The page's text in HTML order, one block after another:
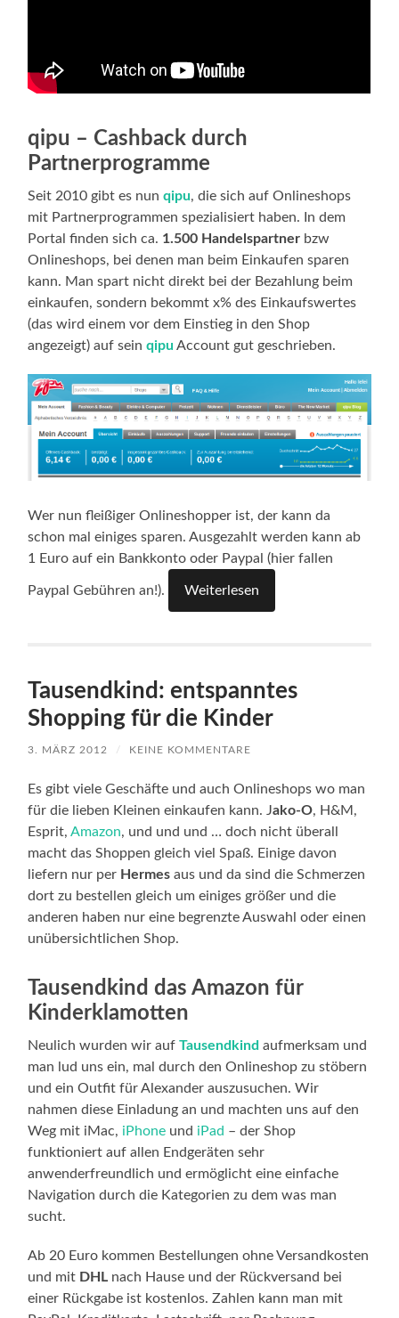
qipu – Cashback durch
Partnerprogramme
Seit 2010 gibt es nunqipu, die sich auf Onlineshops
mit Partnerprogrammen spezialisiert haben. In dem
Portal finden sich ca. 1.500 Handelspartner bzw
Onlineshops, bei denen man beim Einkaufen sparen
kann. Man spart nicht direkt bei der Bezahlung beim
einkaufen, sondern bekommt x% des Einkaufswertes
(das wird einem vor dem Einstieg in den Shop
angezeigt) auf seinqipu Account gut geschrieben.
Wer nun fleißiger Onlineshopper ist, der kann da
schon mal einiges sparen. Ausgezahlt werden kann ab
1 Euro auf ein Bankkonto oder Paypal (hier fallen
Paypal Gebühren an!). Weiterlesen
Tausendkind: entspanntes
Shopping für die Kinder
3. MÄRZ 2012 / KEINE KOMMENTARE
Es gibt viele Geschäfte und auch Onlineshops wo man
für die lieben Kleinen einkaufen kann. Jako-O, H&M,
Esprit,Amazon, und und und … doch nicht überall
macht das Shoppen gleich viel Spaß. Einige davon
liefern nur per Hermes aus und da sind die Schmerzen
dort zu bestellen gleich um einiges größer und die
anderen haben nur eine begrenzte Auswahl oder einen
unübersichtlichen Shop.
Tausendkind das Amazon für
Kinderklamotten
Neulich wurden wir aufTausendkind aufmerksam und
man lud uns ein, mal durch den Onlineshop zu stöbern
und ein Outfit für Alexander auszusuchen. Wir
nahmen diese Einladung an und machten uns auf den
Weg mit iMac, iPhone und iPad – der Shop
funktioniert auf allen Endgeräten sehr
anwenderfreundlich und ermöglicht eine einfache
Navigation durch die Kategorien zu dem was man
sucht.
Ab 20 Euro kommen Bestellungen ohne Versandkosten
und mit DHL nach Hause und der Rückversand bei
einer Rückgabe ist kostenlos. Zahlen kann man mit